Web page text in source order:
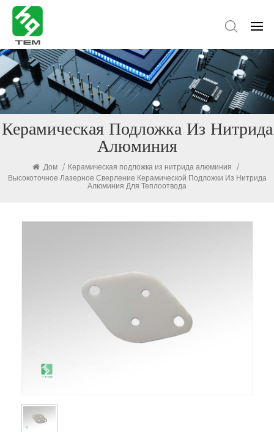
Керамическая Подложка Из Нитрида
Алюминия
Дом / Керамическая подложка из нитрида алюминия
/
Высокоточное Лазерное Сверление Керамической Подложки Из Нитрида
Алюминия Для Теплоотвода